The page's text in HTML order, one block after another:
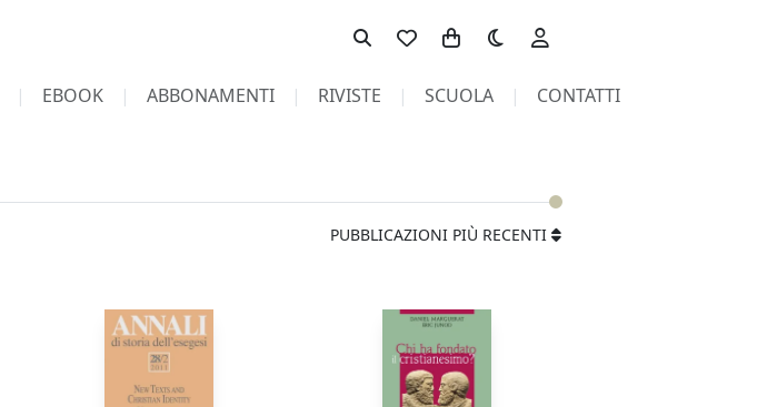
Toggle theme
EBOOK ABBONAMENTI RIVISTE SCUOLA CONTATTI
PUBBLICAZIONI PIÙ RECENTI